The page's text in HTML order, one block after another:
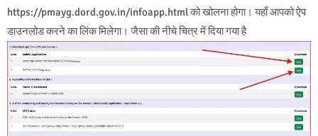
https://pmayg.dord.gov.in/infoapp.html को खोलना होगा। यहाँ आपको ऐप
डाउनलोड करने का लिंक मिलेगा। जैसा की नीचे चित्र में दिया गया है